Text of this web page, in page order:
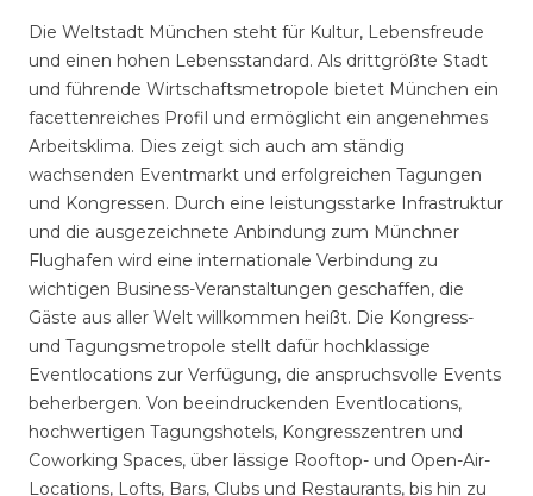
Die Weltstadt München steht für Kultur, Lebensfreude
und einen hohen Lebensstandard. Als drittgrößte Stadt
und führende Wirtschaftsmetropole bietet München ein
facettenreiches Profil und ermöglicht ein angenehmes
Arbeitsklima. Dies zeigt sich auch am ständig
wachsenden Eventmarkt und erfolgreichen Tagungen
und Kongressen. Durch eine leistungsstarke Infrastruktur
und die ausgezeichnete Anbindung zum Münchner
Flughafen wird eine internationale Verbindung zu
wichtigen Business-Veranstaltungen geschaffen, die
Gäste aus aller Welt willkommen heißt. Die Kongress-
und Tagungsmetropole stellt dafür hochklassige
Eventlocations zur Verfügung, die anspruchsvolle Events
beherbergen. Von beeindruckenden Eventlocations,
hochwertigen Tagungshotels, Kongresszentren und
Coworking Spaces, über lässige Rooftop- und Open-Air-
Locations, Lofts, Bars, Clubs und Restaurants, bis hin zu